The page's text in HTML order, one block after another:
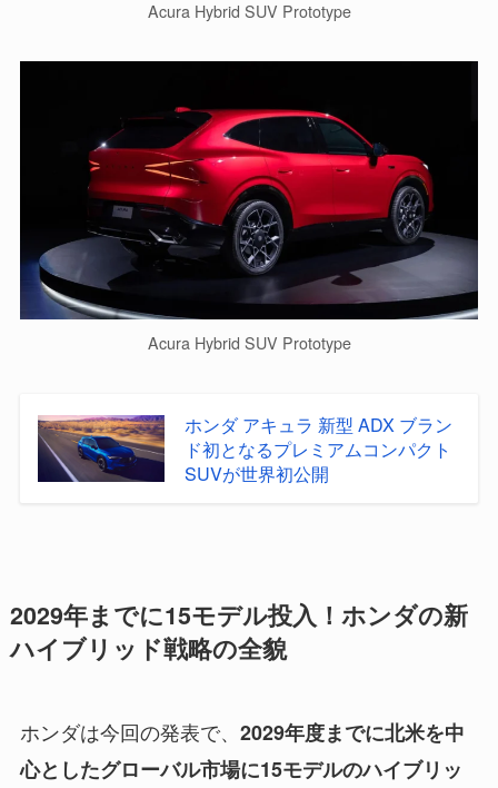
Acura Hybrid SUV Prototype
Acura Hybrid SUV Prototype
ホンダ アキュラ 新型 ADX ブラン
ド初となるプレミアムコンパクト
SUVが世界初公開
2029年までに15モデル投入！ホンダの新
ハイブリッド戦略の全貌
ホンダは今回の発表で、 2029年度までに北米を中
心としたグローバル市場に15モデルのハイブリッ